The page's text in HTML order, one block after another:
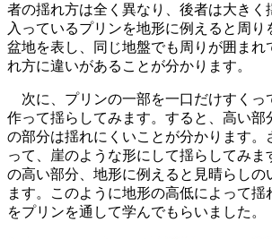
者の揺れ方は全く異なり、後者は大きく
入っているプリンを地形に例えると周り
盆地を表し、同じ地盤でも周りが囲まれ
れ方に違いがあることが分かります。
次に、プリンの一部を一口だけすくっ
作って揺らしてみます。すると、高い部
の部分は揺れにくいことが分かります。
って、崖のような形にして揺らしてみま
の高い部分、地形に例えると見晴らしの
ます。このように地形の高低によって揺
をプリンを通して学んでもらいました。